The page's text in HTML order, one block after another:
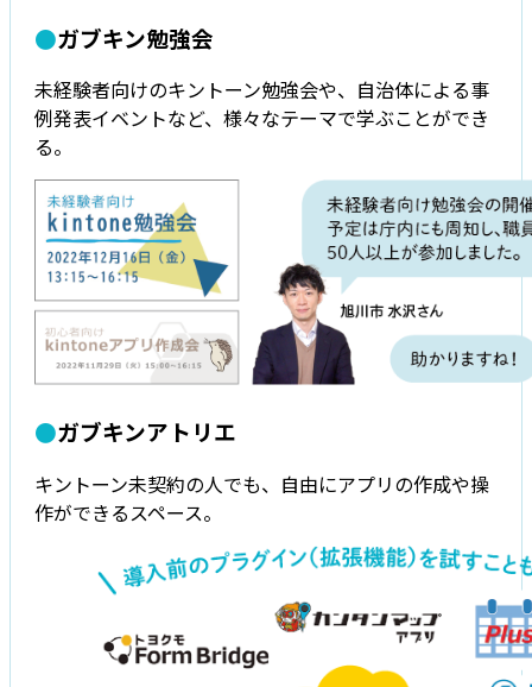
●ガブキン勉強会
未経験者向けのキントーン勉強会や、自治体による事
例発表イベントなど、様々なテーマで学ぶことができ
る。
●ガブキンアトリエ
キントーン未契約の人でも、自由にアプリの作成や操
作ができるスペース。